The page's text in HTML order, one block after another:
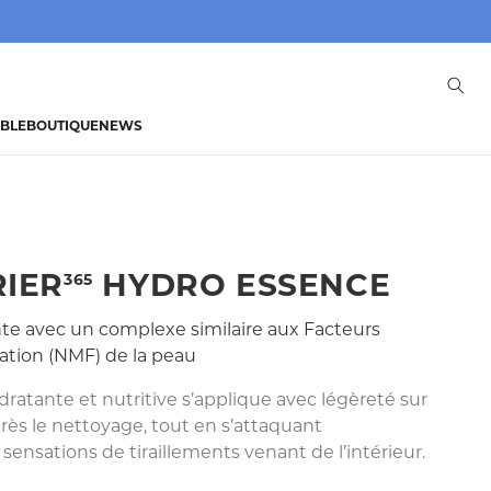
BOUTIQUENEWS
365 HYDRO ESSENCE
avec un complexe similaire aux Facteurs
(NMF) de la peau
et nutritive s’applique avec légèreté sur
le nettoyage, tout en s’attaquant
de tiraillements venant de l’intérieur.